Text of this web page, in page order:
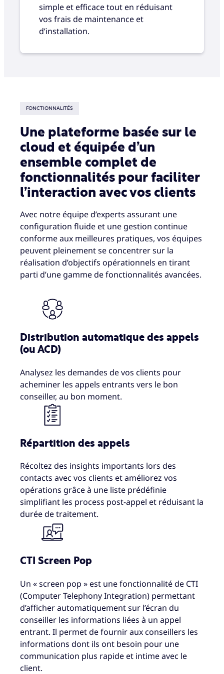
simple et efficace tout en réduisant
vos frais de maintenance et
d’installation.
FONCTIONNALITÉS
Une plateforme basée sur le
cloud et équipée d’un
ensemble complet de
fonctionnalités pour faciliter
l’interaction avec vos clients
Avec notre équipe d’experts assurant une
configuration fluide et une gestion continue
conforme aux meilleures pratiques, vos équipes
peuvent pleinement se concentrer sur la
réalisation d’objectifs opérationnels en tirant
parti d’une gamme de fonctionnalités avancées.
Distribution automatique des appels
(ou ACD)
Analysez les demandes de vos clients pour
acheminer les appels entrants vers le bon
conseiller, au bon moment.
Répartition des appels
Récoltez des insights importants lors des
contacts avec vos clients et améliorez vos
opérations grâce à une liste prédéfinie
simplifiant les process post-appel et réduisant la
durée de traitement.
CTI Screen Pop
Un « screen pop » est une fonctionnalité de CTI
(Computer Telephony Integration) permettant
d’afficher automatiquement sur l’écran du
conseiller les informations liées à un appel
entrant. Il permet de fournir aux conseillers les
informations dont ils ont besoin pour une
communication plus rapide et intime avec le
client.